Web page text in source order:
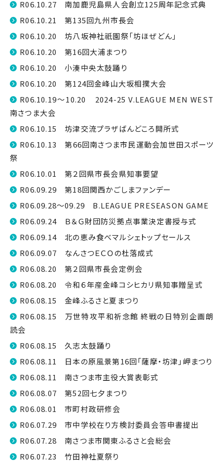
R06.10.27 南加鹿児島県人会創立125周年記念式典
R06.10.21 第135回九州市長会
R06.10.20 坊八坂神社祇園祭「坊ほぜどん」
R06.10.20 第16回大浦まつり
R06.10.20 小湊中央太鼓踊り
R06.10.20 第124回金峰山大坂相撲大会
R06.10.19～10.20 2024-25 V.LEAGUE MEN WEST
南さつま大会
R06.10.15 坊津交流プラザばんどころ開所式
R06.10.13 第66回南さつま市民運動会加世田スポーツ
祭
R06.10.01 第２回県市長会県知事要望
R06.09.29 第18回関西かごしまファンデー
R06.09.28～09.29 B.LEAGUE PRESEASON GAME
R06.09.24 Ｂ＆Ｇ財団防災拠点事業決定書授与式
R06.09.14 北の恵み食べマルシェトップセールス
R06.09.07 なんさつＥＣＯの杜落成式
R06.08.20 第２回県市長会定例会
R06.08.20 令和６年産金峰コシヒカリ県知事贈呈式
R06.08.15 金峰ふるさと夏まつり
R06.08.15 万世特攻平和祈念館 終戦の日特別企画朗
読会
R06.08.15 久志太鼓踊り
R06.08.11 日本の原風景第16回「薩摩・坊津」岬まつり
R06.08.11 南さつま市主役大賞表彰式
R06.08.07 第52回七夕まつり
R06.08.01 市町村政研修会
R06.07.29 市中学校在り方検討委員会答申書提出
R06.07.28 南さつま市関東ふるさと会総会
R06.07.23 竹田神社夏祭り